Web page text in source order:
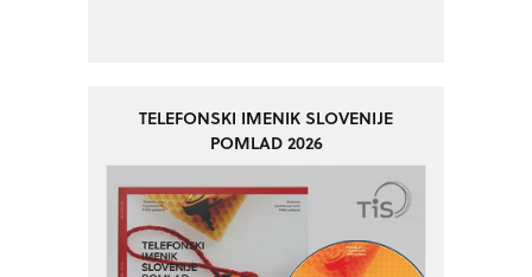
TELEFONSKI IMENIK SLOVENIJE
POMLAD 2026